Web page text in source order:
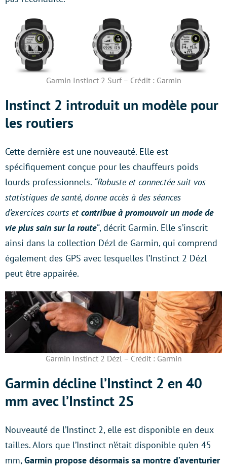
Garmin Instinct 2 Surf – Crédit : Garmin
Instinct 2 introduit un modèle pour
les routiers
Cette dernière est une nouveauté. Elle est
spécifiquement conçue pour les chauffeurs poids
lourds professionnels. “Robuste et connectée suit vos
statistiques de santé, donne accès à des séances
d’exercices courts etcontribue à promouvoir un mode de
vie plus sain sur la route“, décrit Garmin. Elle s’inscrit
ainsi dans la collection Dézl de Garmin, qui comprend
également des GPS avec lesquelles l’Instinct 2 Dézl
peut être appairée.
Garmin Instinct 2 Dézl – Crédit : Garmin
Garmin décline l’Instinct 2 en 40
mm avec l’Instinct 2S
Nouveauté de l’Instinct 2, elle est disponible en deux
tailles. Alors que l’Instinct n’était disponible qu’en 45
mm,Garmin propose désormais sa montre d’aventurier